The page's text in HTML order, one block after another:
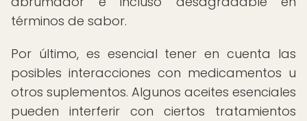
términos de sabor.
Por último, es esencial tener en cuenta las
posibles interacciones con medicamentos u
otros suplementos. Algunos aceites esenciales
pueden interferir con ciertos tratamientos